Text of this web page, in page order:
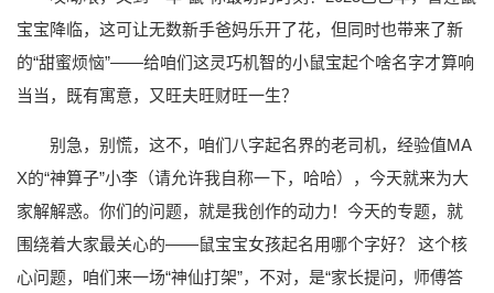
宝宝降临，这可让无数新手爸妈乐开了花，但同时也带来了新
的“甜蜜烦恼”——给咱们这灵巧机智的小鼠宝起个啥名字才算响
当当，既有寓意，又旺夫旺财旺一生？
别急，别慌，这不，咱们八字起名界的老司机，经验值MA
X的“神算子”小李（请允许我自称一下，哈哈），今天就来为大
家解解惑。你们的问题，就是我创作的动力！今天的专题，就
围绕着大家最关心的——鼠宝宝女孩起名用哪个字好？ 这个核
心问题，咱们来一场“神仙打架”，不对，是“家长提问，师傅答